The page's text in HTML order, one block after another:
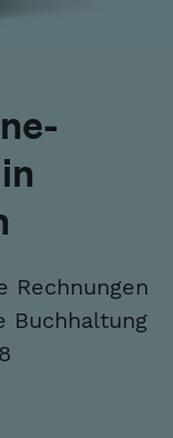
Rechnungen
Buchhaltung